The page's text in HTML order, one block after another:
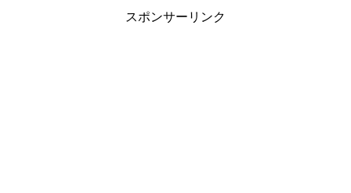
スポンサーリンク